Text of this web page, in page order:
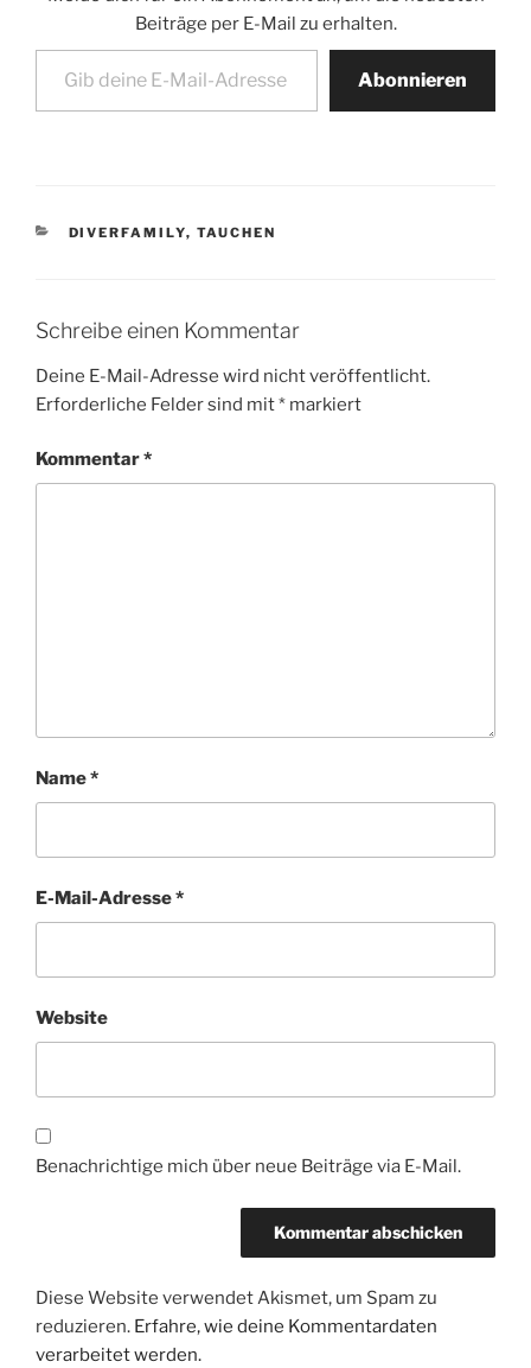
Beiträge per E-Mail zu erhalten.
Gib deine E-Mail-Adresse ein ...
Abonnieren
KATEGORIEN
DIVERFAMILY, TAUCHEN
Schreibe einen Kommentar
Deine E-Mail-Adresse wird nicht veröffentlicht.
Erforderliche Felder sind mit* markiert
Kommentar*
Name*
E-Mail-Adresse*
Website
Benachrichtige mich über neue Beiträge via E-Mail.
Diese Website verwendet Akismet, um Spam zu
reduzieren. Erfahre, wie deine Kommentardaten
verarbeitet werden.